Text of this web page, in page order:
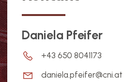
Daniela Pfeifer
+43 650 8041173
daniela.pfeifer@cni.at